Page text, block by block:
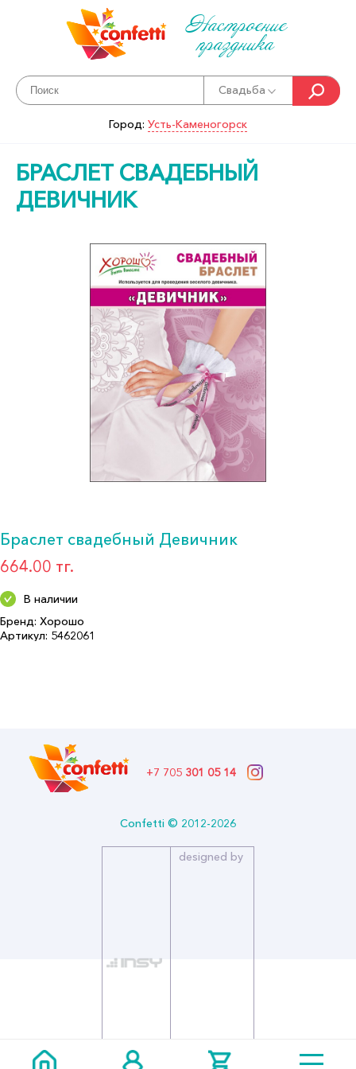
Настроение
праздника
Свадьба
Город: Усть-Каменогорск
БРАСЛЕТ СВАДЕБНЫЙ
ДЕВИЧНИК
Браслет свадебный Девичник
664.00 тг.
В наличии
Бренд: Хорошо
Артикул: 5462061
+7 705 301 05 14
Confetti © 2012-2026
designed by